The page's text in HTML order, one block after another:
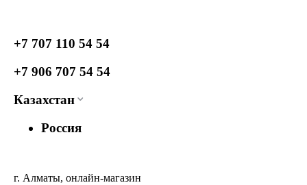
+7 707 110 54 54
+7 906 707 54 54
Казахстан
Россия
г. Алматы, онлайн-магазин